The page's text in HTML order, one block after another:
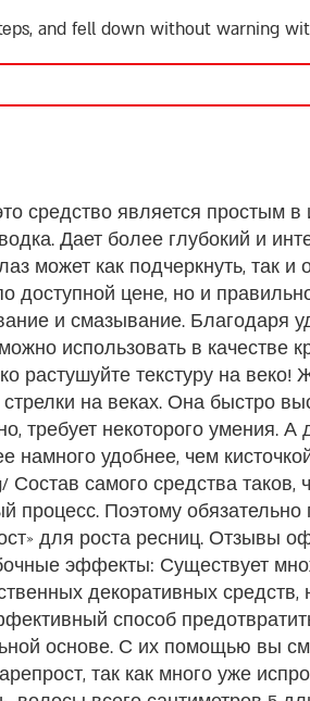
and fell down without warning
средство является простым
Дает более глубокий и
может как подчеркнуть, так и
доступной цене, но и
и смазывание. Благодаря
использовать в качестве
растушуйте текстуру на
на веках. Она быстро
требует некоторого умения.
удобнее, чем
Состав самого средства
Поэтому обязательно
для роста ресниц. Отзывы
эффекты: Существует
декоративных средств,
способ
основе. С их помощью вы
так как много уже